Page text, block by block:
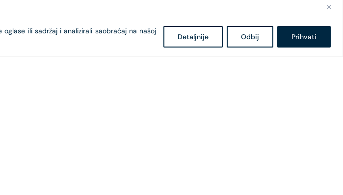
oglase ili sadržaj i analizirali saobraćaj na našoj
Detaljnije Odbij Prihvati